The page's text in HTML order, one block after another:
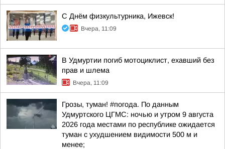
С Днём физкультурника, Ижевск!
Вчера, 11:09
В Удмуртии погиб мотоциклист, ехавший без
прав и шлема
Вчера, 11:09
Грозы, туман! #погода. По данным
Удмуртского ЦГМС: ночью и утром 9 августа
2026 года местами по республике ожидается
туман с ухудшением видимости 500 м и
менее;